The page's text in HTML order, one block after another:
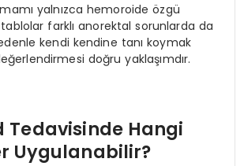
yalnızca hemoroide özgü
farklı anorektal sorunlarda da
kendi kendine tanı koymak
doğru yaklaşımdır.
Tedavisinde Hangi
Uygulanabilir?